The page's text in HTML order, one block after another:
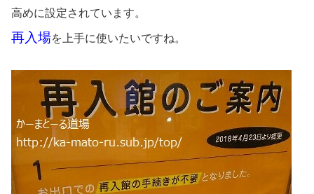
高めに設定されています。
再入場を上手に使いたいですね。